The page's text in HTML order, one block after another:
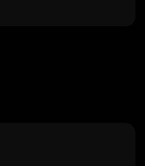
the network. This
it has become one